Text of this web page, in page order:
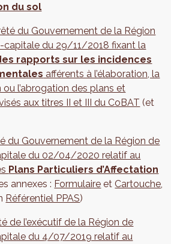
du sol
du Gouvernement de la Région
capitale du 29/11/2018 fixant la
rapports sur les incidences
afférents à l’élaboration, la
l’abrogation des plans et
aux titres II et III du CoBAT (et
du Gouvernement de la Région de
du 02/04/2020 relatif au
Plans Particuliers d’Affectation
annexes : Formulaire etCartouche
Référentiel PPAS)
de l’exécutif de la Région de
du 4/07/2019 relatif au